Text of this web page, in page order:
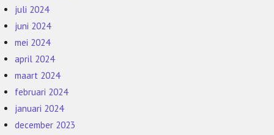
juli 2024
juni 2024
mei 2024
april 2024
maart 2024
februari 2024
januari 2024
december 2023